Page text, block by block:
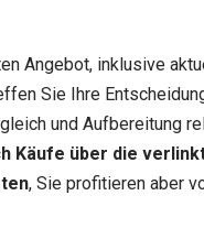
Angebot, inklusive
Sie Ihre
und Aufbereitung
Käufe über die
, Sie profitieren aber